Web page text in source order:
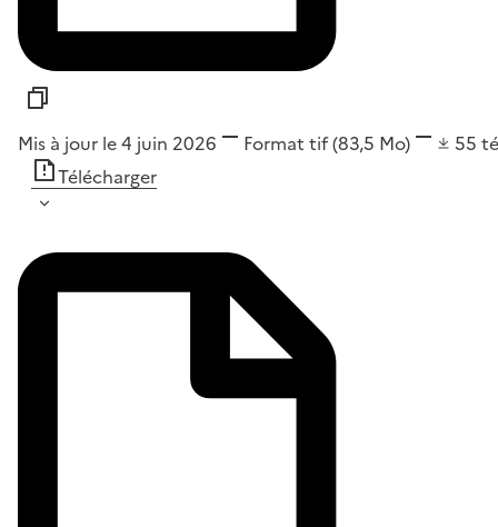
Mis à jour le 4 juin 2026 Format tif(83,5 Mo) 55
Télécharger